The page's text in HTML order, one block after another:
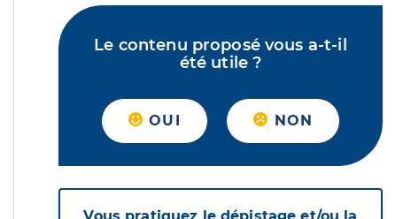
Le contenu proposé vous a-t-il
été utile ?
OUI NON